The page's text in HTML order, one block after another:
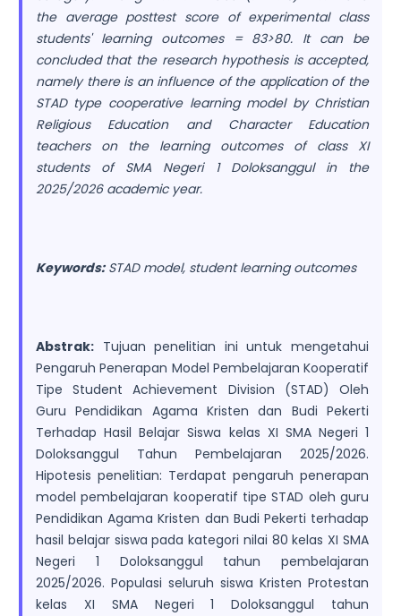
the average posttest score of experimental class
students' learning outcomes = 83>80. It can be
concluded that the research hypothesis is accepted,
namely there is an influence of the application of the
STAD type cooperative learning model by Christian
Religious Education and Character Education
teachers on the learning outcomes of class XI
students of SMA Negeri 1 Doloksanggul in the
2025/2026 academic year.
Keywords:STAD model, student learning outcomes
Abstrak:Tujuan penelitian ini untuk mengetahui
Pengaruh Penerapan Model Pembelajaran Kooperatif
Tipe Student Achievement Division (STAD) Oleh
Guru Pendidikan Agama Kristen dan Budi Pekerti
Terhadap Hasil Belajar Siswa kelas XI SMA Negeri 1
Doloksanggul Tahun Pembelajaran 2025/2026.
Hipotesis penelitian: Terdapat pengaruh penerapan
model pembelajaran kooperatif tipe STAD oleh guru
Pendidikan Agama Kristen dan Budi Pekerti terhadap
hasil belajar siswa pada kategori nilai 80 kelas XI SMA
Negeri 1 Doloksanggul tahun pembelajaran
2025/2026. Populasi seluruh siswa Kristen Protestan
kelas XI SMA Negeri 1 Doloksanggul tahun